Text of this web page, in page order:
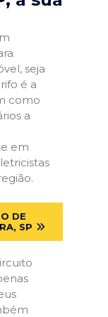
seja
é a
como
a
em
DE
SP